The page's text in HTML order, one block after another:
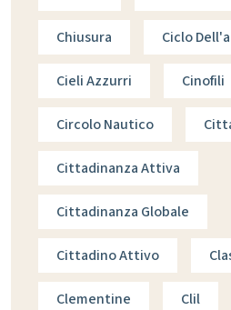
Chiusura Ciclo
Cieli Azzurri Cinofili
Circolo Nautico
Cittadinanza Attiva
Cittadinanza Globale
Cittadino Attivo
Clementine Clil